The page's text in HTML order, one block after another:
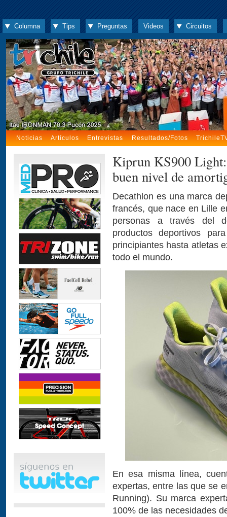
Columna Tips Preguntas Videos Circuitos
Noticias Artículos Entrevistas Resultados/Fotos
Kiprun KS900
buen nivel de
Decathlon es una marca
francés, que nace en Lille
personas a través del
productos deportivos
principiantes hasta atletas
todo el mundo.
En esa misma línea,
expertas, entre las que se
Running). Su marca
100% de las necesidades